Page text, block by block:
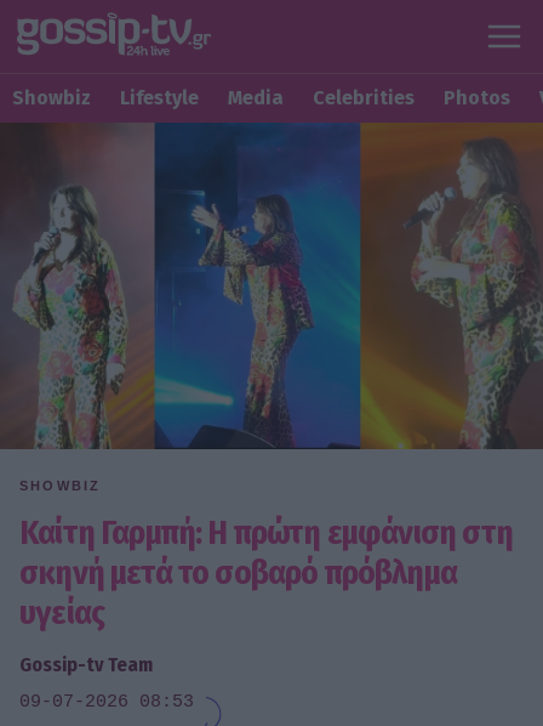
Showbiz Lifestyle Media Celebrities Photos
SHOWBIZ
Καίτη Γαρμπή: Η πρώτη εμφάνιση στη
σκηνή μετά το σοβαρό πρόβλημα
υγείας
Gossip-tv Team
09-07-2026 08:53